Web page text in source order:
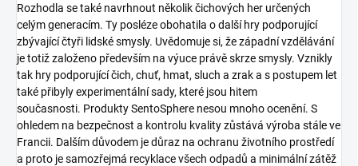
Rozhodla se také navrhnout několik čichových her určených
celým generacím. Ty posléze obohatila o další hry podporující
zbývající čtyři lidské smysly. Uvědomuje si, že západní vzdělávání
je totiž založeno především na výuce právě skrze smysly. Vznikly
tak hry podporující čich, chuť, hmat, sluch a zrak a s postupem let
také přibyly experimentální sady, které jsou hitem
současnosti. Produkty SentoSphere nesou mnoho ocenění. S
ohledem na bezpečnost a kontrolu kvality zůstává výroba stále ve
Francii. Dalším důvodem je důraz na ochranu životního prostředí
a proto je samozřejmá recyklace všech odpadů a minimální zátěž